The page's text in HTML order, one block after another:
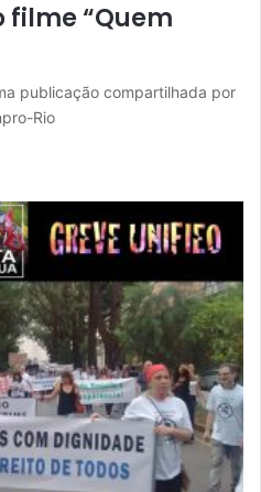
filme “Quem
publicação compartilhada por
Rio